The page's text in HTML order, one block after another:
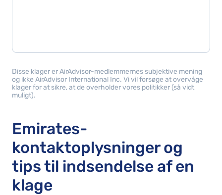
Disse klager er AirAdvisor-medlemmernes subjektive mening
og ikke AirAdvisor International Inc. Vi vil forsøge at overvåge
klager for at sikre, at de overholder vores politikker (så vidt
muligt).
Emirates-
kontaktoplysninger og
tips til indsendelse af en
klage